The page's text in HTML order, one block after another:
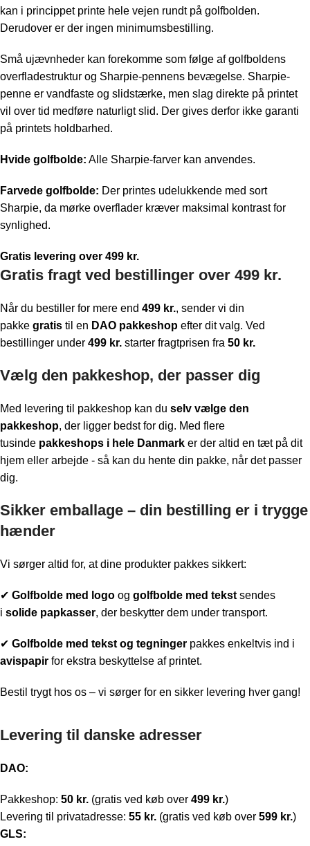
kan i princippet printe hele vejen rundt på golfbolden.
Derudover er der ingen minimumsbestilling.
Små ujævnheder kan forekomme som følge af golfboldens
overfladestruktur og Sharpie-pennens bevægelse. Sharpie-
penne er vandfaste og slidstærke, men slag direkte på printet
vil over tid medføre naturligt slid. Der gives derfor ikke garanti
på printets holdbarhed.
Hvide golfbolde: Alle Sharpie-farver kan anvendes.
Farvede golfbolde: Der printes udelukkende med sort
Sharpie, da mørke overflader kræver maksimal kontrast for
synlighed.
Gratis levering over 499 kr.
Gratis fragt ved bestillinger over 499 kr.
Når du bestiller for mere end 499 kr., sender vi din
pakke gratis til en DAO pakkeshop efter dit valg. Ved
bestillinger under 499 kr. starter fragtprisen fra 50 kr.
Vælg den pakkeshop, der passer dig
Med levering til pakkeshop kan du selv vælge den
pakkeshop, der ligger bedst for dig. Med flere
tusinde pakkeshops i hele Danmark er der altid en tæt på dit
hjem eller arbejde - så kan du hente din pakke, når det passer
dig.
Sikker emballage – din bestilling er i trygge
hænder
Vi sørger altid for, at dine produkter pakkes sikkert:
✔ Golfbolde med logo og golfbolde med tekst sendes
i solide papkasser, der beskytter dem under transport.
✔ Golfbolde med tekst og tegninger pakkes enkeltvis ind i
avispapir for ekstra beskyttelse af printet.
Bestil trygt hos os – vi sørger for en sikker levering hver gang!
Levering til danske adresser
DAO:
Pakkeshop: 50 kr. (gratis ved køb over 499 kr.)
Levering til privatadresse: 55 kr. (gratis ved køb over 599 kr.)
GLS: